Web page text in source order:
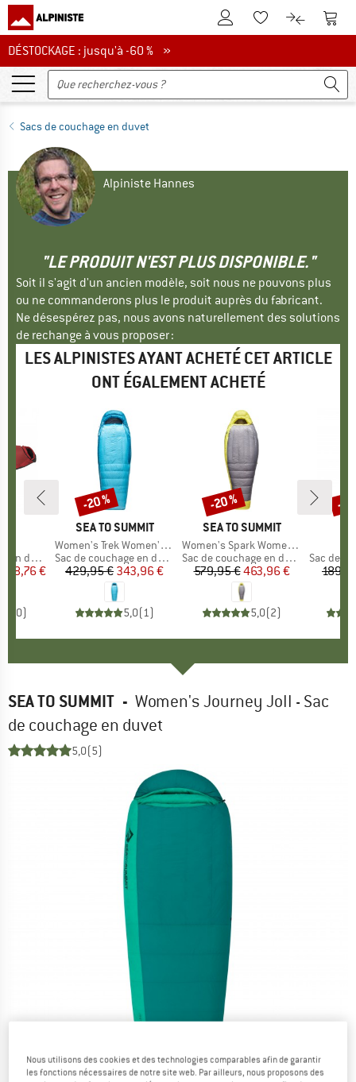
Vers le compte client
Vers la liste
Vers le
DÉSTOCKAGE : jusqu'à -60 %
DÉSTOCKAGE : jusqu'à -60 % »
Sacs de couchage en duvet
Alpiniste Hannes
"LE PRODUIT N'EST PLUS DISPONIBLE."
Soit il s'agit d'un ancien modèle, soit nous ne pouvons plus
ou ne commanderons plus le produit auprès du fabricant.
Ne désespérez pas, nous avons naturellement des solutions
de rechange à vous proposer :
LES ALPINISTES AYANT ACHETÉ CET ARTICLE
ONT ÉGALEMENT ACHETÉ
duvet
réduit€
0)
MARQUE
SEA TO SUMMIT
Article
Women's Trek Women's -9°C Down Sleeping Bag
Product group
Sac de couchage en duvet
Prix
429,95 € Prix réduit
343,96 €
5,0(1)
Remise
-20 %
MARQUE
SEA TO SUMMIT
Article
Women's Spark Women's -9°C Down Sleeping Bag
Product group
Sac de couchage en duvet
Prix
579,95 €Prix réduit
463,96 €
5,0(2)
Remise
-20 %
Product
Sac de
-
SEA TO SUMMIT - Women's Journey JoII - Sac
de couchage en duvet
5,0(5)
Nous utilisons des cookies et des technologies comparables afin de garantir
les fonctions nécessaires de notre site web. Par ailleurs, nous proposons des